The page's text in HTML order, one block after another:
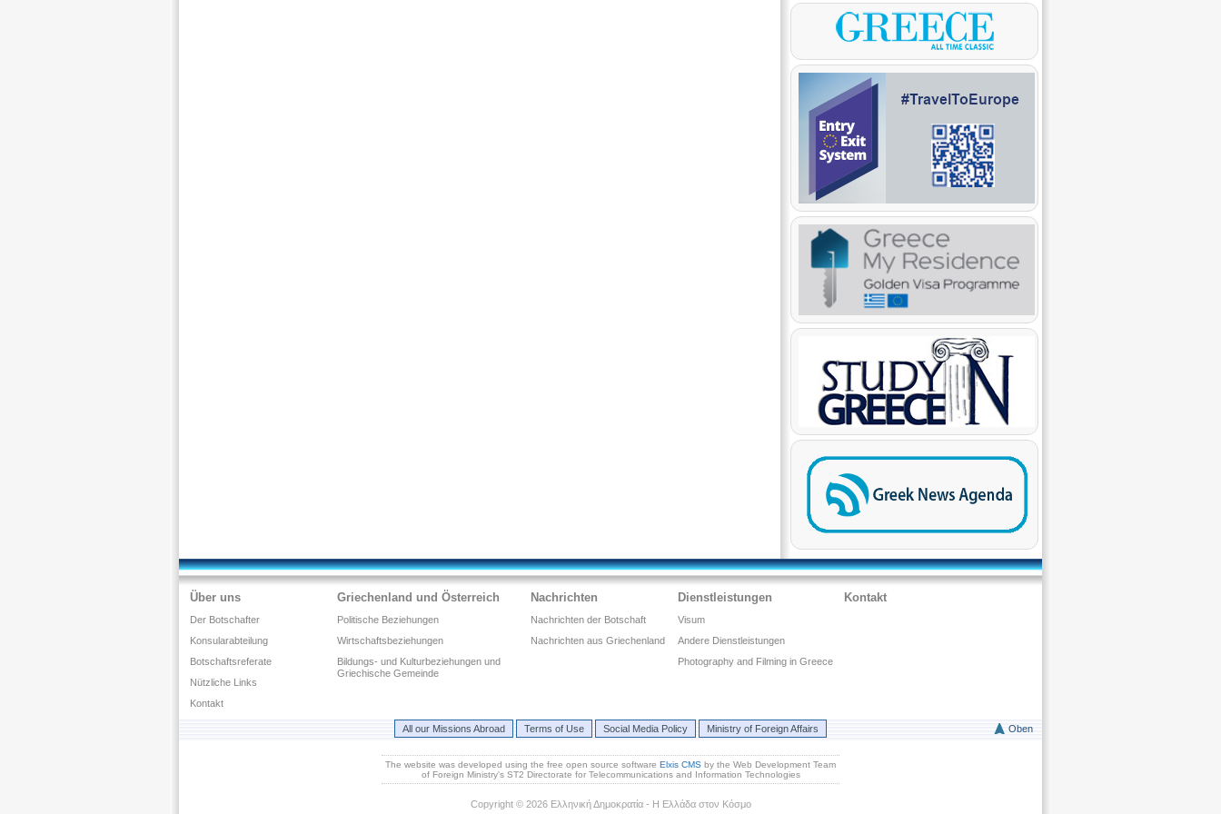
Über uns
Der Botschafter
Konsularabteilung
Botschaftsreferate
Νützliche Links
Kontakt
Griechenland und Österreich
Politische Beziehungen
Wirtschaftsbeziehungen
Bildungs- und Kulturbeziehungen und
Griechische Gemeinde
Nachrichten
Nachrichten der Botschaft
Nachrichten aus Griechenland
Dienstleistungen
Visum
Andere Dienstleistungen
Photography and Filming in Greece
Kontakt
All our Missions Abroad Terms of Use Social Media Policy Ministry of Foreign Affairs Oben
The website was developed using the free open source software Elxis CMS by the Web Development Team
of Foreign Ministry's ST2 Directorate for Telecommunications and Information Technologies
Copyright © 2026 Ελληνική Δημοκρατία - Η Ελλάδα στον Κόσμο